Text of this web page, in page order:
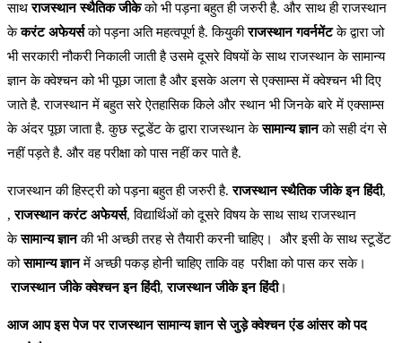
साथराजस्थानस्थैतिकजीकेको भी पड़ना बहुत ही जरुरी है. और साथ ही राजस्थान
केकरंटअफेयर्सको पड़ना अति महत्वपूर्ण है. कियुकीराजस्थानगवर्नमेंटके द्वारा जो
भी सरकारी नौकरी निकाली जाती है उसमे दूसरे विषयों के साथ राजस्थान के सामान्य
ज्ञान के क्वेश्चन को भी पूछा जाता है और इसके अलग से एक्साम्स में क्वेश्चन भी दिए
जाते है. राजस्थान में बहुत सरे ऐतहासिक किले और स्थान भी जिनके बारे में एक्साम्स
के अंदर पूछा जाता है. कुछ स्टूडेंट के द्वारा राजस्थान केसामान्यज्ञानको सही दंग से
नहीं पड़ते है. और वह परीक्षा को पास नहीं कर पाते है.
राजस्थान की हिस्ट्री को पड़ना बहुत ही जरुरी है.राजस्थानस्थैतिकजीकेइनहिंदी,
,राजस्थानकरंटअफेयर्स, विद्यार्थिओं को दूसरे विषय के साथ साथ राजस्थान
केसामान्यज्ञानकी भी अच्छी तरह से तैयारी करनी चाहिए। और इसी के साथ स्टूडेंट
कोसामान्यज्ञानमें अच्छी पकड़ होनी चाहिए ताकि वह परीक्षा को पास कर सके।
राजस्थानजीकेक्वेश्चनइनहिंदी,राजस्थानजीकेइनहिंदी।
आज आप इस पेज पर राजस्थान सामान्य ज्ञान से जुड़े क्वेश्चन एंड आंसर को पद